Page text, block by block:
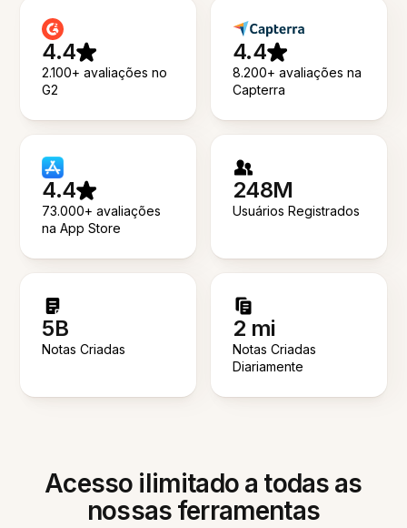
4.4
2.100+ avaliações no
G2
4.4
8.200+ avaliações na
Capterra
4.4
73.000+ avaliações
na App Store
248M
Usuários Registrados
5B
Notas Criadas
2 mi
Notas Criadas
Diariamente
Acesso ilimitado a todas as
nossas ferramentas